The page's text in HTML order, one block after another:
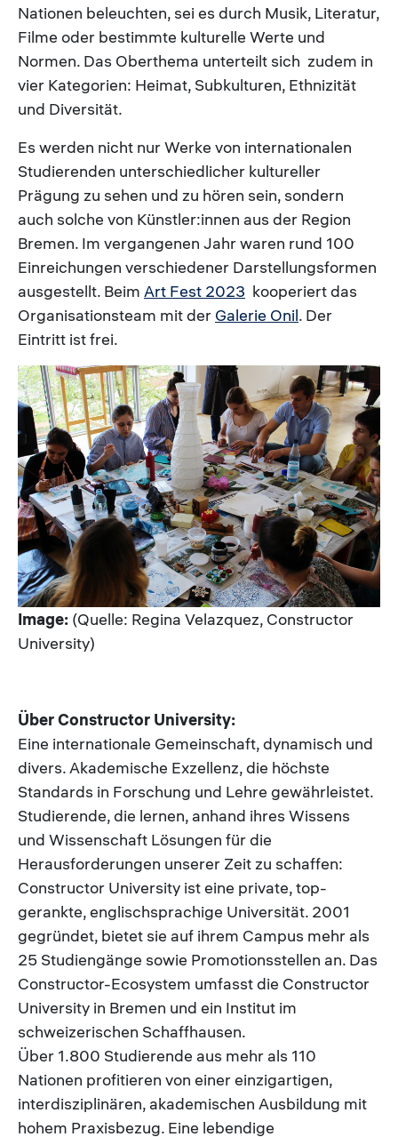
Nationen beleuchten, sei es durch Musik, Literatur,
Filme oder bestimmte kulturelle Werte und
Normen. Das Oberthema unterteilt sich zudem in
vier Kategorien: Heimat, Subkulturen, Ethnizität
und Diversität.
Es werden nicht nur Werke von internationalen
Studierenden unterschiedlicher kultureller
Prägung zu sehen und zu hören sein, sondern
auch solche von Künstler:innen aus der Region
Bremen. Im vergangenen Jahr waren rund 100
Einreichungen verschiedener Darstellungsformen
ausgestellt. Beim Art Fest 2023 kooperiert das
Organisationsteam mit der Galerie Onil. Der
Eintritt ist frei.
Image: (Quelle: Regina Velazquez, Constructor
University)
Über Constructor University:
Eine internationale Gemeinschaft, dynamisch und
divers. Akademische Exzellenz, die höchste
Standards in Forschung und Lehre gewährleistet.
Studierende, die lernen, anhand ihres Wissens
und Wissenschaft Lösungen für die
Herausforderungen unserer Zeit zu schaffen:
Constructor University ist eine private, top-
gerankte, englischsprachige Universität. 2001
gegründet, bietet sie auf ihrem Campus mehr als
25 Studiengänge sowie Promotionsstellen an. Das
Constructor-Ecosystem umfasst die Constructor
University in Bremen und ein Institut im
schweizerischen Schaffhausen.
Über 1.800 Studierende aus mehr als 110
Nationen profitieren von einer einzigartigen,
interdisziplinären, akademischen Ausbildung mit
hohem Praxisbezug. Eine lebendige